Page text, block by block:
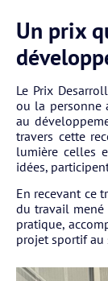
Un prix
Le Prix
ou la personne
au
travers cette
lumière celles
idées,
En recevant ce
du travail mené
pratique,
projet sportif au